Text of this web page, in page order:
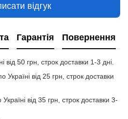
відгук
Гарантія Повернення
від 50 грн, строк доставки 1-3 дні.
Україні від 25 грн, строк доставки
Україні від 35 грн, строк доставки 3-